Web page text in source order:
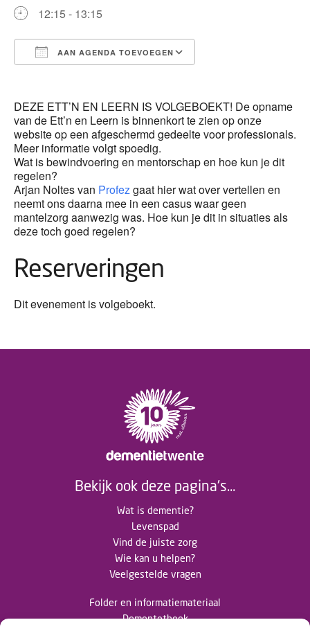
12:15 - 13:15
AAN AGENDA TOEVOEGEN
DEZE ETT’N EN LEERN IS VOLGEBOEKT! De opname
van de Ett’n en Leern is binnenkort te zien op onze
website op een afgeschermd gedeelte voor professionals.
Meer informatie volgt spoedig.
Wat is bewindvoering en mentorschap en hoe kun je dit
regelen?
Arjan Noltes van Profezgaat hier wat over vertellen en
neemt ons daarna mee in een casus waar geen
mantelzorg aanwezig was. Hoe kun je dit in situaties als
deze toch goed regelen?
Reserveringen
Dit evenement is volgeboekt.
Bekijk ook deze pagina's...
Wat is dementie?
Levenspad
Vind de juiste zorg
Wie kan u helpen?
Veelgestelde vragen
Folder en informatiemateriaal
Dementotheek